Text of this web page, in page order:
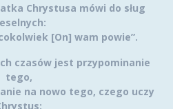
Chrystusa mówi do sług
[On] wam powie”.
czasów jest przypominanie
tego,
na nowo tego, czego uczy